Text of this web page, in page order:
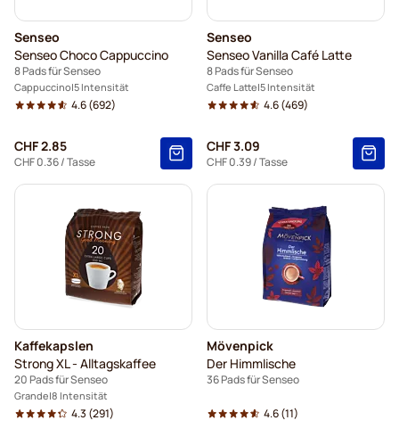
Senseo
Senseo Choco Cappuccino
8 Pads für Senseo
Cappuccino 5 Intensität
4.6(692)
CHF 2.85
CHF 0.36/ Tasse
Senseo
Senseo Vanilla Café Latte
8 Pads für Senseo
Caffe Latte 5 Intensität
4.6(469)
CHF 3.09
CHF 0.39/ Tasse
Kaffekapslen
Strong XL - Alltagskaffee
20 Pads für Senseo
Grande 8 Intensität
4.3 (291)
Mövenpick
Der Himmlische
36 Pads für Senseo
4.6(11)